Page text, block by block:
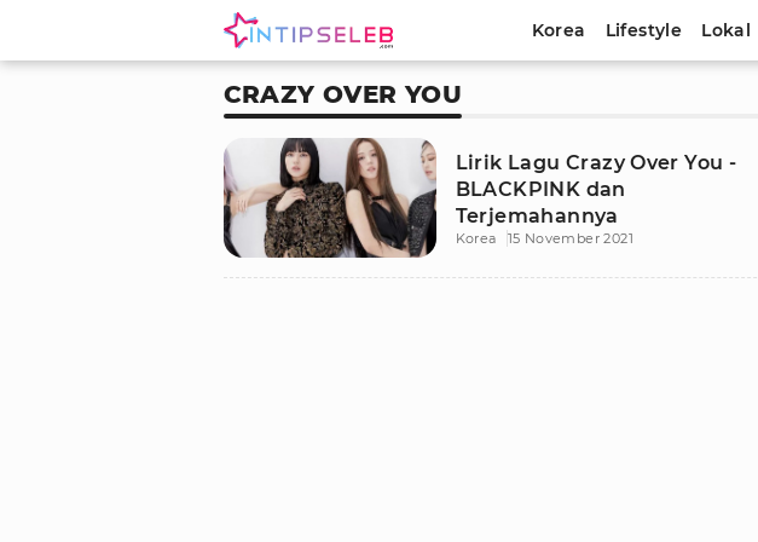
Korea Lifestyle Lokal
CRAZY OVER YOU
Lirik Lagu Crazy Over You -
BLACKPINK dan
Terjemahannya
Korea 15 November 2021